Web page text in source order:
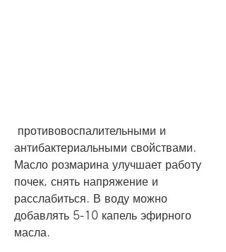
антибактериальными свойствами.
Масло розмарина улучшает работу
почек, снять напряжение и
расслабиться. В воду можно
добавлять 5-10 капель эфирного
масла.